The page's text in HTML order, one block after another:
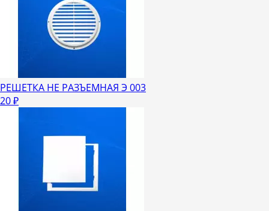
РЕШЕТКА НЕ РАЗЪЕМНАЯ Э 003
20₽